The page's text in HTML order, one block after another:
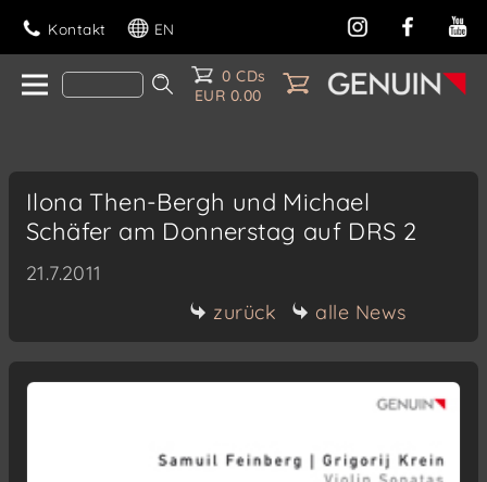
Kontakt EN
0 CDs
EUR 0.00
Ilona Then-Bergh und Michael
Schäfer am Donnerstag auf DRS 2
21.7.2011
zurück
alle News